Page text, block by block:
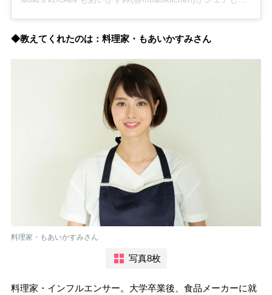
◆教えてくれたのは：料理家・もあいかすみさん
料理家・もあいかすみさん
写真8枚
料理家・インフルエンサー。大学卒業後、食品メーカーに就